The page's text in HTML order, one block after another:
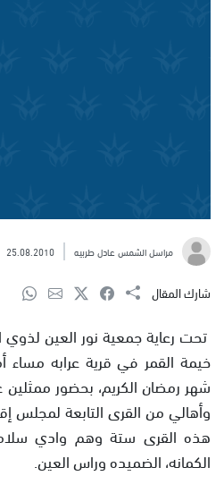
مراسل الشمس عادل طربيه 25.08.2010
شارك المقال
تحت رعاية جمعية نور العين لذوي
خيمة القمر في قرية عرابه
شهر رمضان الكريم، بحضور
وأهالي من القرى التابعة
هذه القرى ستة وهم وادي
الكمانه، الضميده وراس العين.